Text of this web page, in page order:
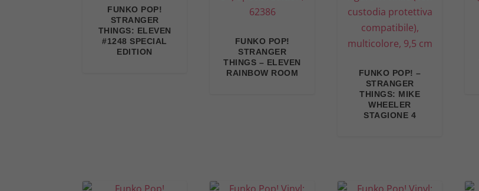
FUNKO POP!
STRANGER
THINGS: ELEVEN
#1248 SPECIAL
EDITION
FUNKO POP!
STRANGER
THINGS – ELEVEN
RAINBOW ROOM
FUNKO POP! –
STRANGER
THINGS: MIKE
WHEELER
STAGIONE 4